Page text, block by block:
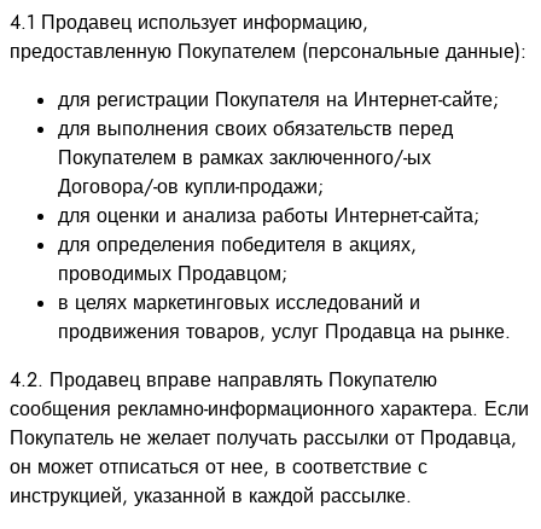
4.1 Продавец использует информацию,
предоставленную Покупателем (персональные данные):
для регистрации Покупателя на Интернет-сайте;
для выполнения своих обязательств перед
Покупателем в рамках заключенного/-ых
Договора/-ов купли-продажи;
для оценки и анализа работы Интернет-сайта;
для определения победителя в акциях,
проводимых Продавцом;
в целях маркетинговых исследований и
продвижения товаров, услуг Продавца на рынке.
4.2. Продавец вправе направлять Покупателю
сообщения рекламно-информационного характера. Если
Покупатель не желает получать рассылки от Продавца,
он может отписаться от нее, в соответствие с
инструкцией, указанной в каждой рассылке.